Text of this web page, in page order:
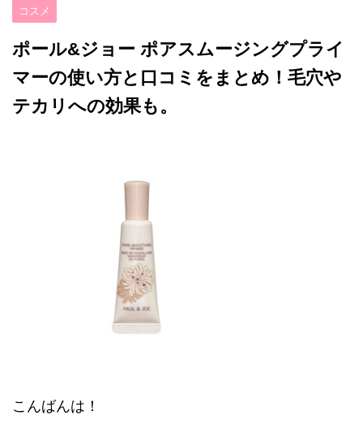
コスメ
ポール&ジョー ポアスムージングプライ
マーの使い方と口コミをまとめ！毛穴や
テカリへの効果も。
こんばんは！